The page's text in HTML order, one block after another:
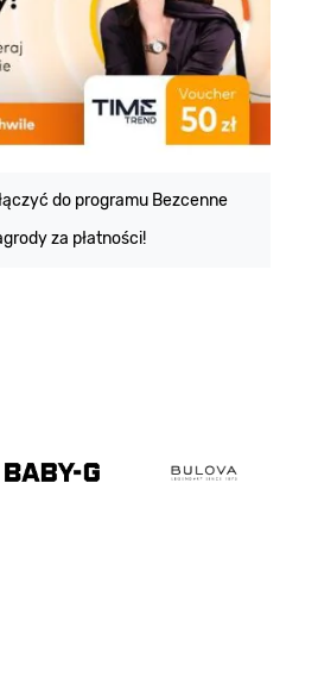
do programu Bezcenne
za płatności!